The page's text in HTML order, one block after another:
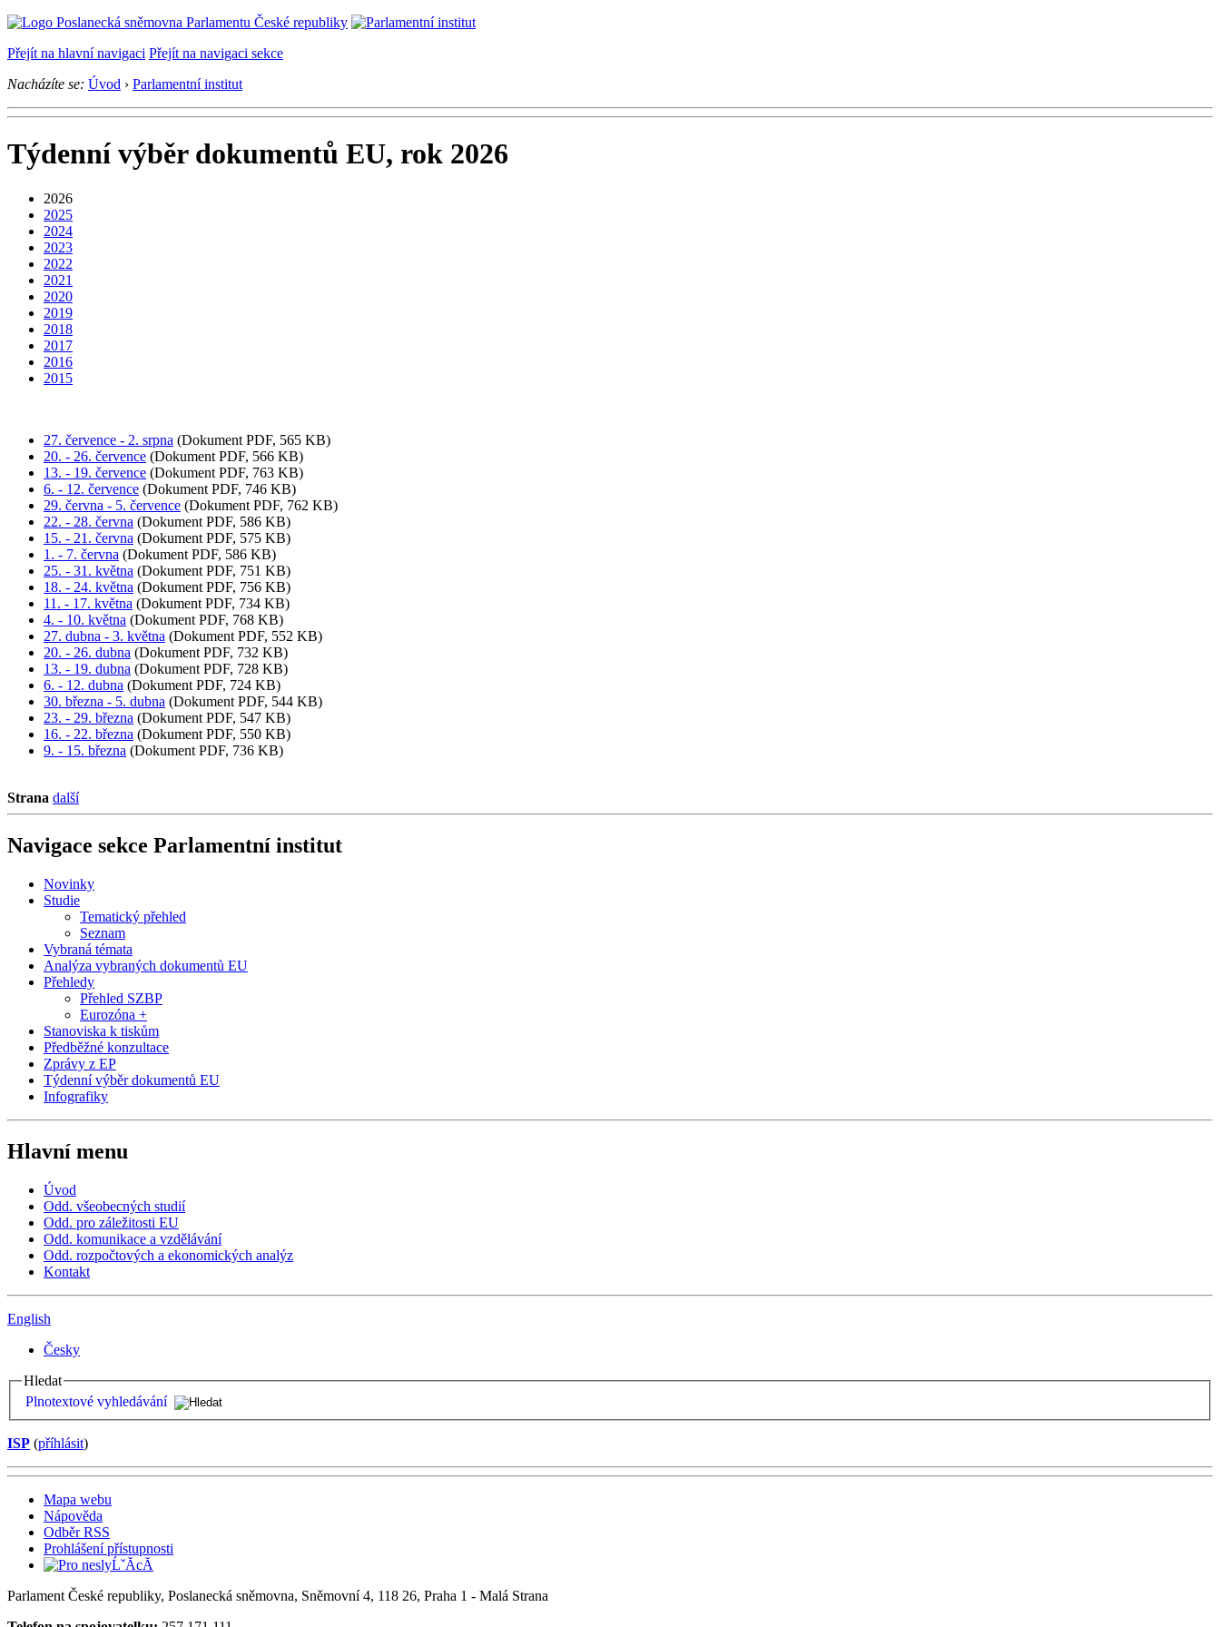
Přejít na hlavní navigaci Přejít na navigaci sekce
Nacházíte se: Úvod › Parlamentní institut
Týdenní výběr dokumentů EU, rok 2026
2026
2025
2024
2023
2022
2021
2020
2019
2018
2017
2016
2015
27. července - 2. srpna (Dokument PDF, 565 KB)
20. - 26. července (Dokument PDF, 566 KB)
13. - 19. července (Dokument PDF, 763 KB)
6. - 12. července (Dokument PDF, 746 KB)
29. června - 5. července (Dokument PDF, 762 KB)
22. - 28. června (Dokument PDF, 586 KB)
15. - 21. června (Dokument PDF, 575 KB)
1. - 7. června (Dokument PDF, 586 KB)
25. - 31. května (Dokument PDF, 751 KB)
18. - 24. května (Dokument PDF, 756 KB)
11. - 17. května (Dokument PDF, 734 KB)
4. - 10. května (Dokument PDF, 768 KB)
27. dubna - 3. května (Dokument PDF, 552 KB)
20. - 26. dubna (Dokument PDF, 732 KB)
13. - 19. dubna (Dokument PDF, 728 KB)
6. - 12. dubna (Dokument PDF, 724 KB)
30. března - 5. dubna (Dokument PDF, 544 KB)
23. - 29. března (Dokument PDF, 547 KB)
16. - 22. března (Dokument PDF, 550 KB)
9. - 15. března (Dokument PDF, 736 KB)
Strana další
Navigace sekce Parlamentní institut
Novinky
Studie
Tematický přehled
Seznam
Vybraná témata
Analýza vybraných dokumentů EU
Přehledy
Přehled SZBP
Eurozóna +
Stanoviska k tiskům
Předběžné konzultace
Zprávy z EP
Týdenní výběr dokumentů EU
Infografiky
Hlavní menu
Úvod
Odd. všeobecných studií
Odd. pro záležitosti EU
Odd. komunikace a vzdělávání
Odd. rozpočtových a ekonomických analýz
Kontakt
English
Česky
Hledat
Plnotextové vyhledávání
ISP (příhlásit)
Mapa webu
Nápověda
Odběr RSS
Prohlášení přístupnosti
Parlament České republiky, Poslanecká sněmovna, Sněmovní 4, 118 26, Praha 1 - Malá Strana